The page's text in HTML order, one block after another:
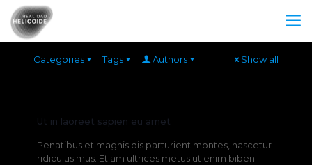
Categories Tags Authors Show all
Ut in laoreet sapien eu amet
Penatibus et magnis dis parturient montes, nascetur
ridiculus mus. Etiam ultrices metus ut enim biben